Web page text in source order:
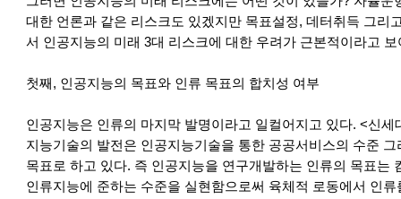
대한 언론과 같은 리스크도 있겠지만 목표설정, 데터취득 그리
서 인공지능의 미래 3대 리스크에 대한 우려가 근본적이라고 보
첫째, 인공지능의 목표와 인류 목표의 합치성 여부
인공지능은 인류의 마지막 발명이라고 일컬어지고 있다. <신
지능기술의 발전은 인공지능기술을 통한 공공서비스의 수준
목표로 하고 있다. 즉 인공지능을 연구개발하는 인류의 목표는
인류지능에 준하는 수준을 실현함으로써 육체적 로동에서 인